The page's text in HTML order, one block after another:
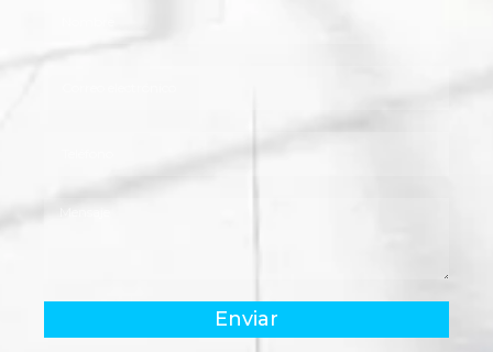
Enviar